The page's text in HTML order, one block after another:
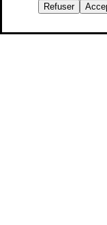
Refuser